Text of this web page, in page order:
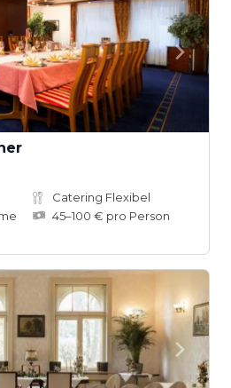
Catering Flexibel
45–100 € pro Person